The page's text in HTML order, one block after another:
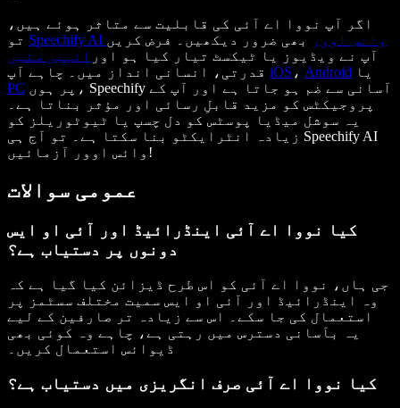
اگر آپ نووا اے آئی کی قابلیت سے متاثر ہوئے ہیں،
Speechify AI وائس اوور
بھی ضرور دیکھیں۔ فرض کریں
آپ نے ویڈیوز یا ٹیکسٹ تیار کیا ہو اور انہیں سنیں
iOS ، Android یا
PC
پروجیکٹس کو مزید قابلِ رسائی اور مؤثر بناتا ہے۔
یہ سوشل میڈیا پوسٹس کو دل چسپ یا ٹیوٹوریلز کو
زیادہ انٹرایکٹو بنا سکتا ہے۔ تو آج ہی Speechify AI
وائس اوور آزمائیں!
عمومی سوالات
کیا نووا اے آئی اینڈرائیڈ اور آئی او ایس
دونوں پر دستیاب ہے؟
جی ہاں، نووا اے آئی کو اس طرح ڈیزائن کیا گیا ہے کہ
وہ اینڈرائیڈ اور آئی او ایس سمیت مختلف سسٹمز پر
استعمال کی جا سکے۔ اس سے زیادہ تر صارفین کے لیے
یہ بآسانی دسترس میں رہتی ہے، چاہے وہ کوئی بھی
ڈیوائس استعمال کریں۔
کیا نووا اے آئی صرف انگریزی میں دستیاب ہے؟